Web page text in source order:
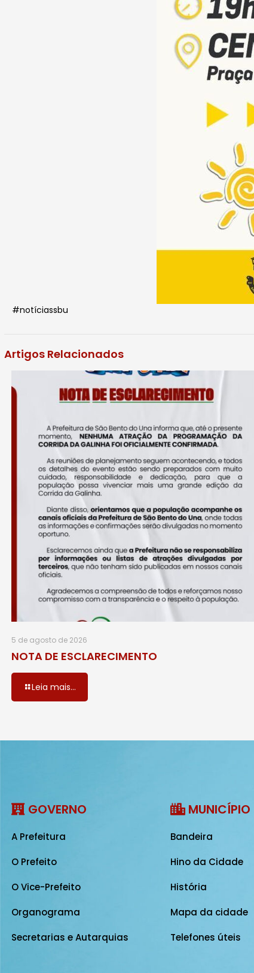
#notíciassbu
Artigos Relacionados
5 de agosto de 2026
NOTA DE ESCLARECIMENTO
Leia mais...
GOVERNO
A Prefeitura
O Prefeito
O Vice-Prefeito
Organograma
Secretarias e Autarquias
MUNICÍPIO
Bandeira
Hino da Cidade
História
Mapa da cidade
Telefones úteis